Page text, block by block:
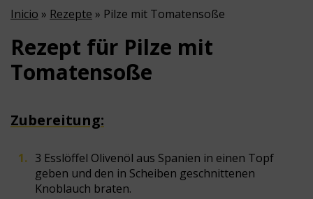
Inicio » Rezepte » Pilze mit Tomatensoße
Rezept für Pilze mit
Tomatensoße
Zubereitung:
3 Esslöffel Olivenöl aus Spanien in einen Topf
geben und den in Scheiben geschnittenen
Knoblauch braten.